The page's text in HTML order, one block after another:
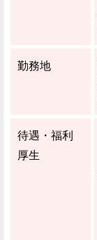
勤務地
待遇・福利
厚生